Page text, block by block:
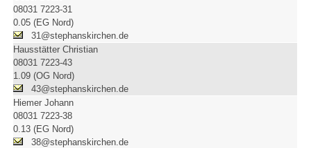
08031 7223-31
0.05 (EG Nord)
31@stephanskirchen.de
Hausstätter Christian
08031 7223-43
1.09 (OG Nord)
43@stephanskirchen.de
Hiemer Johann
08031 7223-38
0.13 (EG Nord)
38@stephanskirchen.de